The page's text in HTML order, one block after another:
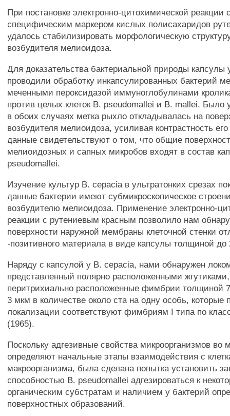
При постановке электронно-цитохимической реакции
специфическим маркером кислых полисахаридов
удалось стабилизировать морфологическую
возбудителя мелиоидоза.
Для доказательства бактериальной природы капсулы
проводили обработку инкапсулированных бактерий
меченными пероксидазой иммуноглобулинами
против целых клеток В. pseudomallei и В. mallei. Было
в обоих случаях метка рыхло откладывалась на
возбудителя мелиоидоза, усиливая контрастность
данные свидетельствуют о том, что общие
мелиоидозных и сапных микробов входят в состав
pseudomallei.
Изучение культур В. cepacia в ультратонких срезах
данные бактерии имеют субмикроскопическое
возбудителю мелиоидоза. Применение электронно-
реакции с рутениевым красным позволило нам
поверхности наружной мембраны клеточной стенки
-позитивного материала в виде капсулы толщиной до
Наряду с капсулой у В. cepacia, нами обнаружен
представленный полярно расположенными
перитрихиально расположенные фимбрии толщиной
3 мкм в количестве около ста на одну особь,
локализации соответствуют фимбриям I типа по
(1965).
Поскольку адгезивные свойства микроорганизмов во
определяют начальные этапы взаимодействия с
макроорганизма, была сделана попытка установить
способностью В. pseudomallei адгезироваться к
органическим субстратам и наличием у бактерий
поверхностных образований.